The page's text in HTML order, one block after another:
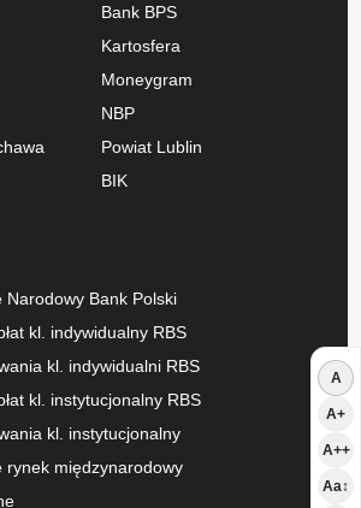
Bank BPS
Kartosfera
Moneygram
NBP
Powiat Lublin
BIK
Narodowy Bank Polski
kl. indywidualny RBS
kl. indywidualni RBS
kl. instytucjonalny RBS
kl. instytucjonalny
rynek międzynarodowy
A
A+
A++
Aa↕